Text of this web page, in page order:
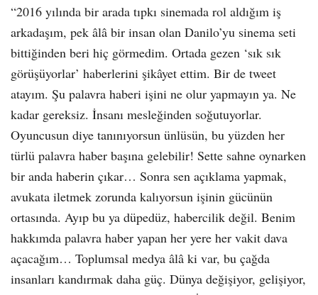
“2016 yılında bir arada tıpkı sinemada rol aldığım iş
arkadaşım, pek âlâ bir insan olan Danilo’yu sinema seti
bittiğinden beri hiç görmedim. Ortada gezen ‘sık sık
görüşüyorlar’ haberlerini şikâyet ettim. Bir de tweet
atayım. Şu palavra haberi işini ne olur yapmayın ya. Ne
kadar gereksiz. İnsanı mesleğinden soğutuyorlar.
Oyuncusun diye tanınıyorsun ünlüsün, bu yüzden her
türlü palavra haber başına gelebilir! Sette sahne oynarken
bir anda haberin çıkar… Sonra sen açıklama yapmak,
avukata iletmek zorunda kalıyorsun işinin gücünün
ortasında. Ayıp bu ya düpedüz, habercilik değil. Benim
hakkımda palavra haber yapan her yere her vakit dava
açacağım… Toplumsal medya âlâ ki var, bu çağda
insanları kandırmak daha güç. Dünya değişiyor, gelişiyor,